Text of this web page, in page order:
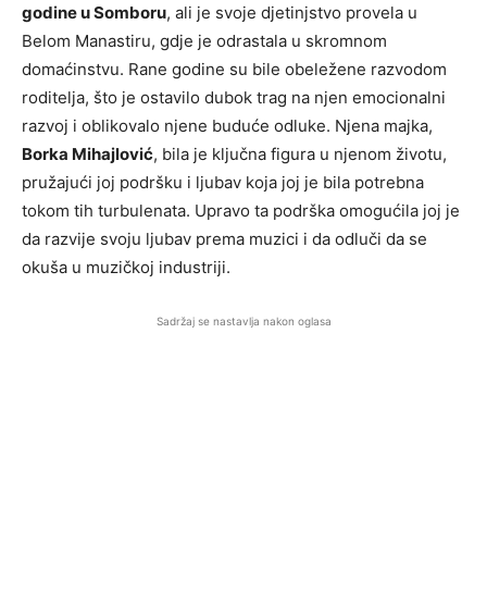
godine u Somboru, ali je svoje djetinjstvo provela u
Belom Manastiru, gdje je odrastala u skromnom
domaćinstvu. Rane godine su bile obeležene razvodom
roditelja, što je ostavilo dubok trag na njen emocionalni
razvoj i oblikovalo njene buduće odluke. Njena majka,
Borka Mihajlović, bila je ključna figura u njenom životu,
pružajući joj podršku i ljubav koja joj je bila potrebna
tokom tih turbulenata. Upravo ta podrška omogućila joj je
da razvije svoju ljubav prema muzici i da odluči da se
okuša u muzičkoj industriji.
Sadržaj se nastavlja nakon oglasa